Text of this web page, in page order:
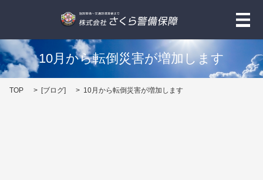
メ
10月から転倒災害が増加します
TOP [ブログ] 10月から転倒災害が増加します